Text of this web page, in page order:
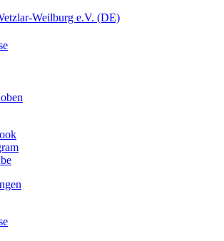
Weilburg e.V. (DE)